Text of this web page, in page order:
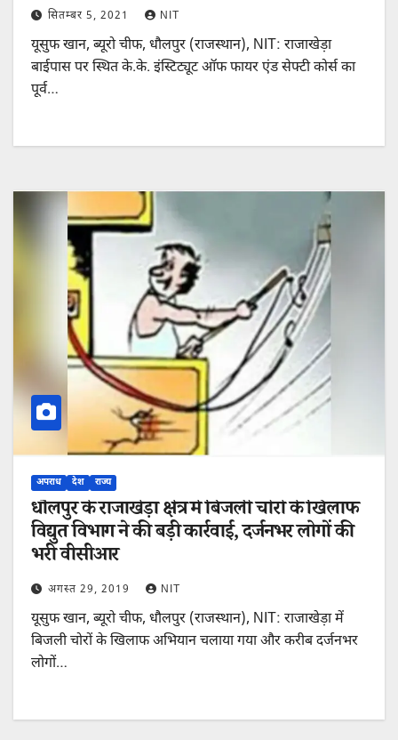
सितम्बर 5, 2021 NIT
यूसुफ खान, ब्यूरो चीफ, धौलपुर (राजस्थान), NIT: राजाखेड़ा
बाईपास पर स्थित के.के. इंस्टिट्यूट ऑफ फायर एंड सेफ्टी कोर्स का
पूर्व…
अपराध देश राज्य
धौलपुर के राजाखेड़ा क्षेत्र में बिजली चोरों के खिलाफ
विद्युत विभाग ने की बड़ी कार्रवाई, दर्जनभर लोगों की
भरी वीसीआर
अगस्त 29, 2019 NIT
यूसुफ खान, ब्यूरो चीफ, धौलपुर (राजस्थान), NIT: राजाखेड़ा में
बिजली चोरों के खिलाफ अभियान चलाया गया और करीब दर्जनभर
लोगों…